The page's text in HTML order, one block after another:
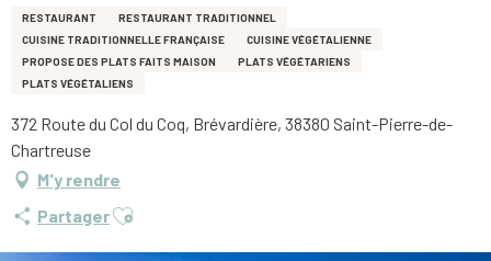
RESTAURANT
RESTAURANT TRADITIONNEL
CUISINE TRADITIONNELLE FRANÇAISE
CUISINE VÉGÉTALIENNE
PROPOSE DES PLATS FAITS MAISON
PLATS VÉGÉTARIENS
PLATS VÉGÉTALIENS
372 Route du Col du Coq, Brévardière, 38380 Saint-Pierre-de-
Chartreuse
M'y rendre
PartagerAjouter aux favoris